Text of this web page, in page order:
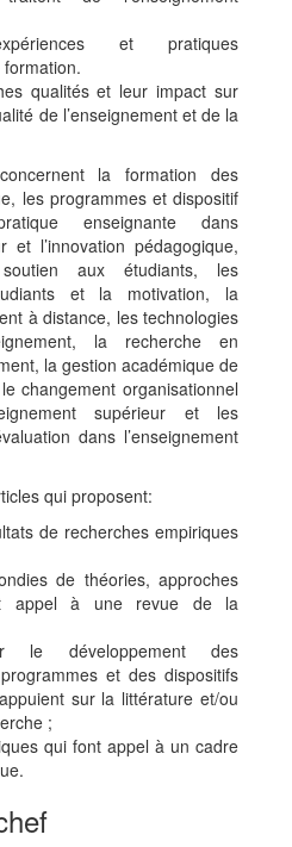
et pratiques
formation.
qualités et leur impact sur
de l’enseignement et de la
la formation des
les programmes et dispositif
enseignante dans
et l’innovation pédagogique,
aux étudiants, les
et la motivation, la
à distance, les technologies
la recherche en
la gestion académique de
changement organisationnel
supérieur et les
dans l’enseignement
qui proposent:
de recherches empiriques
de théories, approches
appel à une revue de la
le développement des
et des dispositifs
sur la littérature et/ou
;
qui font appel à un cadre